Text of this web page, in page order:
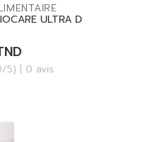
ULTRA D
5) | 0 avis